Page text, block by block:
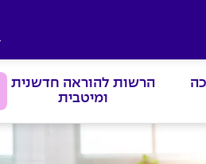
ל
ד
י
הרשות להוראה חדשנית
ומיטבית